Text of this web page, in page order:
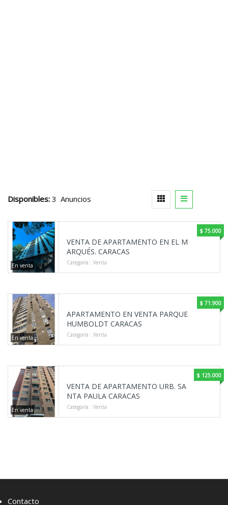
Disponibles: 3 Anuncios
En venta
$ 75.000
VENTA DE APARTAMENTO EN EL M
ARQUÉS. CARACAS
Categoría : Venta
En venta
$ 71.900
APARTAMENTO EN VENTA PARQUE
HUMBOLDT CARACAS
Categoría : Venta
En venta
$ 125.000
VENTA DE APARTAMENTO URB. SA
NTA PAULA CARACAS
Categoría : Venta
Contacto